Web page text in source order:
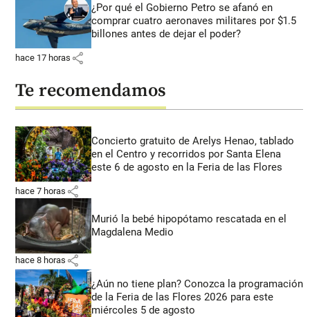
¿Por qué el Gobierno Petro se afanó en
comprar cuatro aeronaves militares por $1.5
billones antes de dejar el poder?
hace 17 horas share
Te recomendamos
Concierto gratuito de Arelys Henao, tablado
en el Centro y recorridos por Santa Elena
este 6 de agosto en la Feria de las Flores
hace 7 horas share
Murió la bebé hipopótamo rescatada en el
Magdalena Medio
hace 8 horas share
¿Aún no tiene plan? Conozca la programación
de la Feria de las Flores 2026 para este
miércoles 5 de agosto